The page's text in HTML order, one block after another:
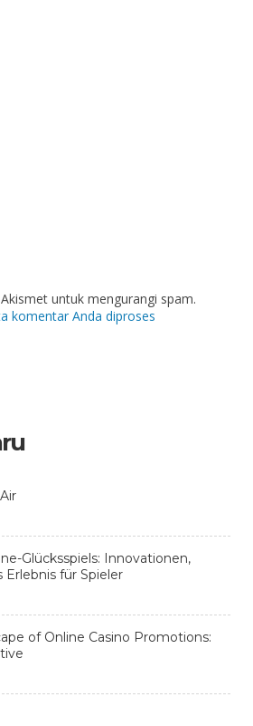
untuk mengurangi spam.
komentar Anda diproses
Glücksspiels: Innovationen,
für Spieler
of Online Casino Promotions: